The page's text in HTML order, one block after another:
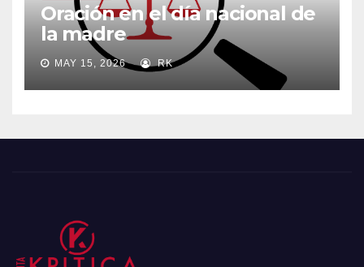
Oración en el día nacional de
la madre
MAY 15, 2026 RK